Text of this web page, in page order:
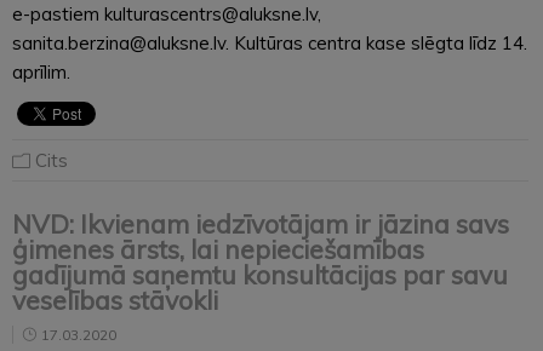
e-pastiem kulturascentrs@aluksne.lv,
sanita.berzina@aluksne.lv. Kultūras centra kase slēgta līdz 14.
aprīlim.
Cits
NVD: Ikvienam iedzīvotājam ir jāzina savs
ģimenes ārsts, lai nepieciešamības
gadījumā saņemtu konsultācijas par savu
veselības stāvokli
17.03.2020